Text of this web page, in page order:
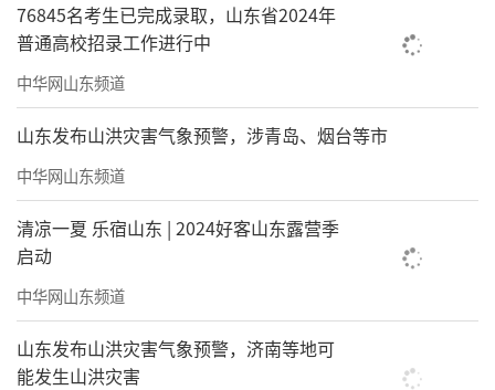
76845名考生已完成录取，山东省2024年
普通高校招录工作进行中
中华网山东频道
山东发布山洪灾害气象预警，涉青岛、烟台等市
中华网山东频道
清凉一夏 乐宿山东 | 2024好客山东露营季
启动
中华网山东频道
山东发布山洪灾害气象预警，济南等地可
能发生山洪灾害